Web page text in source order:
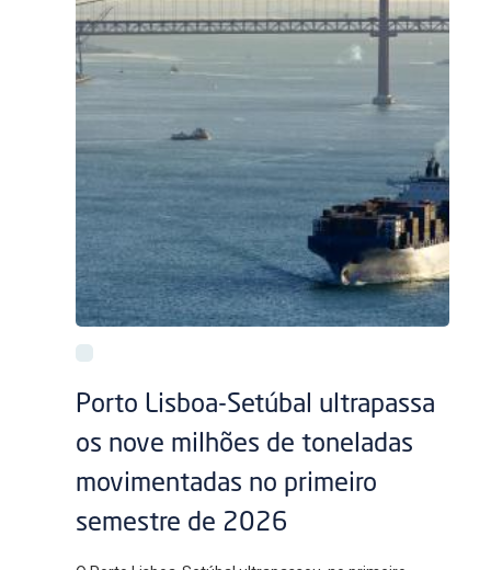
Porto Lisboa-Setúbal ultrapassa
os nove milhões de toneladas
movimentadas no primeiro
semestre de 2026